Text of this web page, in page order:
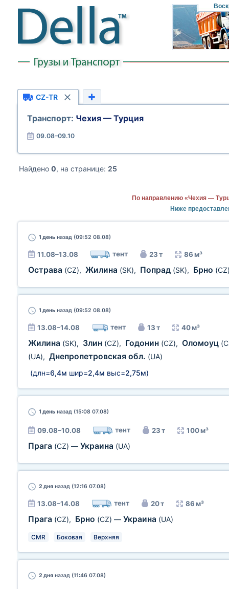
CZ-TR
Транспорт: Чехия — Турция
09.08–09.10
Найдено 0, на странице: 25
По направлению «Чехия —
Ниже
1 день назад (09:52 08.08)
11.08–13.08 тент 23 т 86 м³
Острава (CZ), Жилина (SK), Попрад (SK), Брно
1 день назад (09:52 08.08)
13.08–14.08 тент 13 т 40 м³
Жилина (SK), Злин (CZ), Годонин (CZ), Оломоуц
(UA), Днепропетровская обл. (UA)
(длн=6,4м шир=2,4м выс=2,75м)
1 день назад (15:08 07.08)
09.08–10.08 тент 23 т 100 м³
Прага (CZ) — Украина (UA)
2 дня назад (12:16 07.08)
13.08–14.08 тент 20 т 86 м³
Прага (CZ), Брно (CZ) — Украина (UA)
CMR Боковая Верхняя
2 дня назад (11:46 07.08)